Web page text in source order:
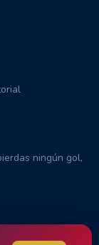
ningún gol,